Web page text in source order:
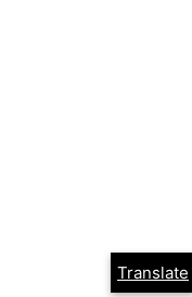
Translate